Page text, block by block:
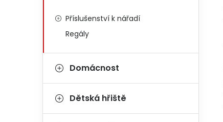
Příslušenství k nářadí
Regály
Domácnost
Dětská hřiště